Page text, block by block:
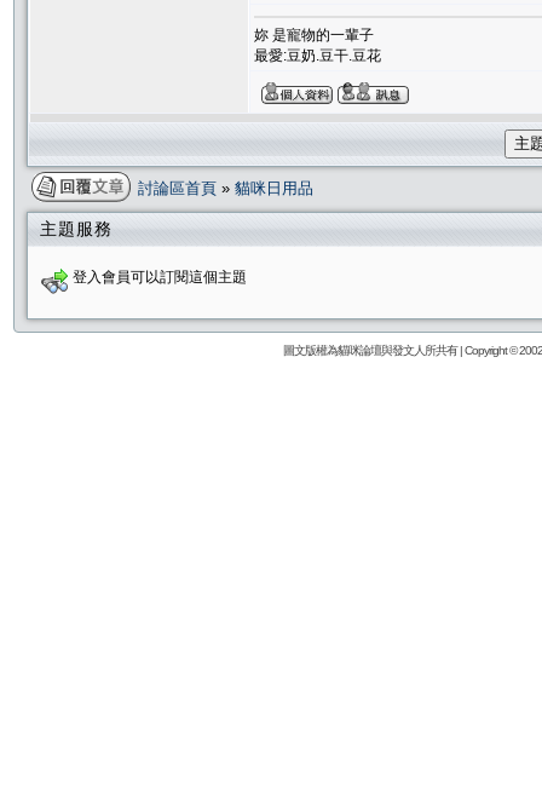
妳 是寵物的一輩子
最愛:豆奶.豆干.豆花
主
討論區首頁 » 貓咪日用品
主題服務
登入會員可以訂閱這個主題
圖文版權為貓咪論壇與發文人所共有 | Copyright ©